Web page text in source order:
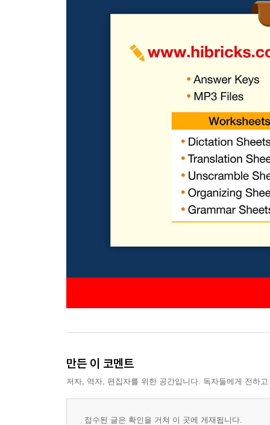
만든 이 코멘트
저자, 역자, 편집자를 위한 공간입니다. 독자들에게 전하
접수된 글은 확인을 거쳐 이 곳에 게재됩니다.